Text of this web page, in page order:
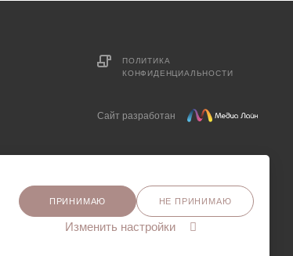
ПОЛИТИКА
КОНФИДЕНЦИАЛЬНОСТИ
Сайт разработан
ПРИНИМАЮ НЕ ПРИНИМАЮ
Изменить настройки